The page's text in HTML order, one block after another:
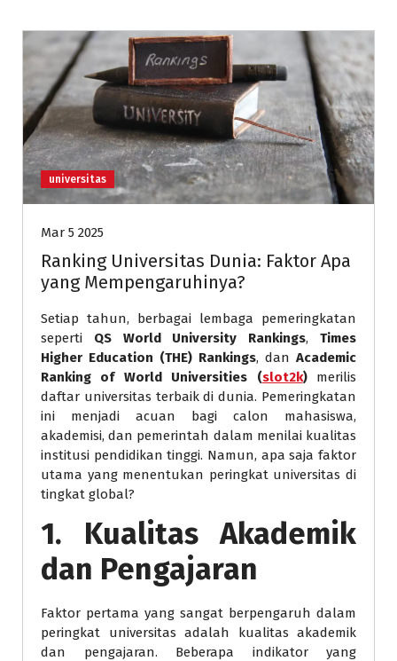
universitas
Mar 5 2025
Ranking Universitas Dunia: Faktor Apa
yang Mempengaruhinya?
Setiap tahun, berbagai lembaga pemeringkatan
seperti QS World University Rankings,Times
Higher Education (THE) Rankings, dan Academic
Ranking of World Universities (slot2k)merilis
daftar universitas terbaik di dunia. Pemeringkatan
ini menjadi acuan bagi calon mahasiswa,
akademisi, dan pemerintah dalam menilai kualitas
institusi pendidikan tinggi. Namun, apa saja faktor
utama yang menentukan peringkat universitas di
tingkat global?
1. Kualitas Akademik
dan Pengajaran
Faktor pertama yang sangat berpengaruh dalam
peringkat universitas adalah kualitas akademik
dan pengajaran. Beberapa indikator yang